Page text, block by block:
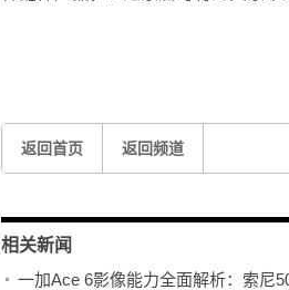
返回首页 返回频道
相关新闻
一加Ace 6影像能力全面解析：索尼